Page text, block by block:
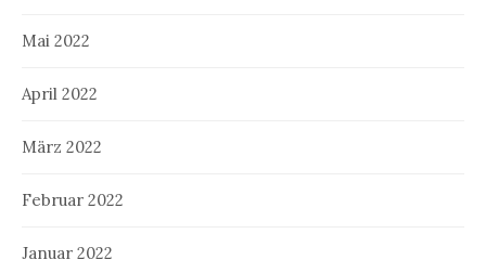
Mai 2022
April 2022
März 2022
Februar 2022
Januar 2022